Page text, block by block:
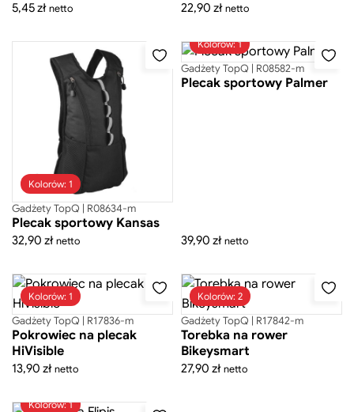
5,45złnetto 22,90 złnetto
Kolorów: 1
Gadżety TopQ | R08634-m
Plecak sportowy Kansas
32,90 złnetto
Kolorów: 1
Gadżety TopQ | R08582-m
Plecak sportowy Palmer
39,90 złnetto
Kolorów: 1
Gadżety TopQ | R17836-m
Pokrowiec na plecak
HiVisible
13,90 złnetto
Kolorów: 2
Gadżety TopQ | R17842-m
Torebka na rower
Bikeysmart
27,90 złnetto
Kolorów: 1